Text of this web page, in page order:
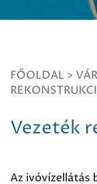
FŐOLDAL >
Vezeték
Az ivóvízellátás